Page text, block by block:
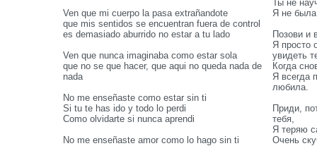
Ven que mi cuerpo la pasa extrañandote
que mis sentidos se encuentran fuera de control
es demasiado aburrido no estar a tu lado
Ven que nunca imaginaba como estar sola
que no se que hacer, que aqui no queda nada de
nada
No me enseñaste como estar sin ti
Si tu te has ido y todo lo perdi
Como olvidarte si nunca aprendi
No me enseñaste amor como lo hago sin ti
Ты не
Я не была
Позови и
Я просто
увидеть
Когда
Я всегда
любила.
Приди,
тебя,
Я теряю
Очень